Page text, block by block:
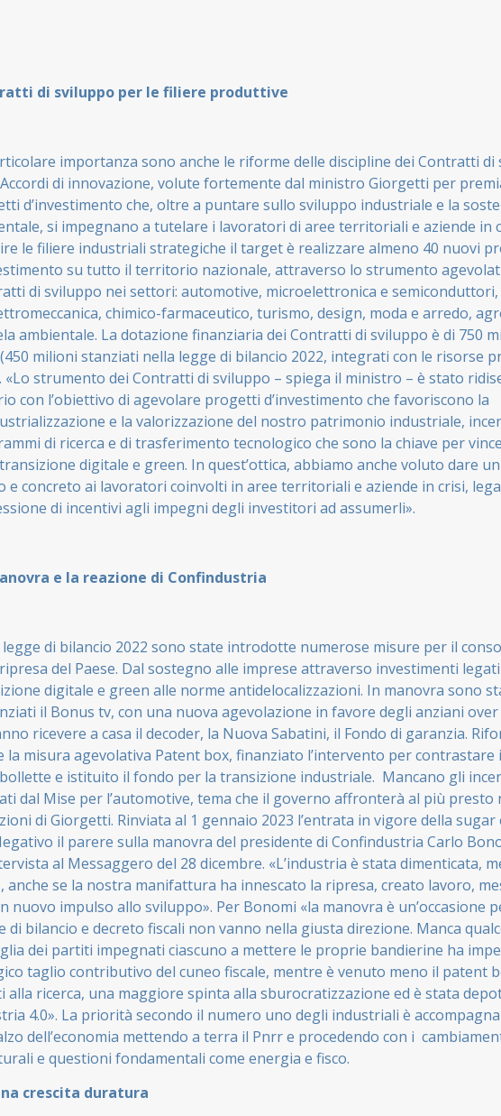
di sviluppo per le filiere produttive
importanza sono anche le riforme delle discipline dei Contratti di
di innovazione, volute fortemente dal ministro Giorgetti per
d’investimento che, oltre a puntare sullo sviluppo industriale e la
si impegnano a tutelare i lavoratori di aree territoriali e aziende in
le filiere industriali strategiche il target è realizzare almeno 40 nuovi
su tutto il territorio nazionale, attraverso lo strumento
di sviluppo nei settori: automotive, microelettronica e
chimico-farmaceutico, turismo, design, moda e arredo,
ambientale. La dotazione finanziaria dei Contratti di sviluppo è di 750
milioni stanziati nella legge di bilancio 2022, integrati con le risorse
«Lo strumento dei Contratti di sviluppo – spiega il ministro – è stato
con l’obiettivo di agevolare progetti d’investimento che favoriscono la
e la valorizzazione del nostro patrimonio industriale,
di ricerca e di trasferimento tecnologico che sono la chiave per
digitale e green. In quest’ottica, abbiamo anche voluto dare
e concreto ai lavoratori coinvolti in aree territoriali e aziende in crisi,
di incentivi agli impegni degli investitori ad assumerli».
e la reazione di Confindustria
legge di bilancio 2022 sono state introdotte numerose misure per il
del Paese. Dal sostegno alle imprese attraverso investimenti
digitale e green alle norme antidelocalizzazioni. In manovra sono
il Bonus tv, con una nuova agevolazione in favore degli anziani over
ricevere a casa il decoder, la Nuova Sabatini, il Fondo di garanzia.
la misura agevolativa Patent box, finanziato l’intervento per contrastare
e istituito il fondo per la transizione industriale. Mancano gli
dal Mise per l’automotive, tema che il governo affronterà al più presto
di Giorgetti. Rinviata al 1 gennaio 2023 l’entrata in vigore della sugar
il parere sulla manovra del presidente di Confindustria Carlo
al Messaggero del 28 dicembre. «L’industria è stata dimenticata,
anche se la nostra manifattura ha innescato la ripresa, creato lavoro,
nuovo impulso allo sviluppo». Per Bonomi «la manovra è un’occasione
di bilancio e decreto fiscali non vanno nella giusta direzione. Manca
dei partiti impegnati ciascuno a mettere le proprie bandierine ha
taglio contributivo del cuneo fiscale, mentre è venuto meno il patent
alla ricerca, una maggiore spinta alla sburocratizzazione ed è stata
4.0». La priorità secondo il numero uno degli industriali è
dell’economia mettendo a terra il Pnrr e procedendo con i
e questioni fondamentali come energia e fisco.
crescita duratura